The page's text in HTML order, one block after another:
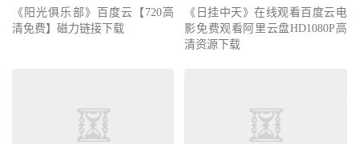
《阳光俱乐部》百度云【720高
清免费】磁力链接下载
《日挂中天》在线观看百度云电
影免费观看阿里云盘HD1080P高
清资源下载